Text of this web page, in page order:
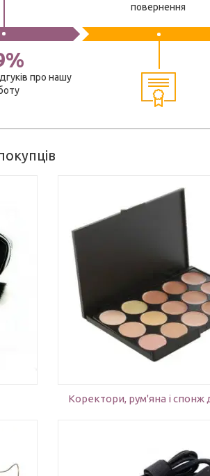
про нашу
повернення
і
і
Коректори, рум'яна і спонж